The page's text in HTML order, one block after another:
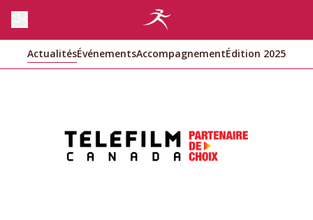
ActualitésÉvénementsAccompagnementÉdition 2025